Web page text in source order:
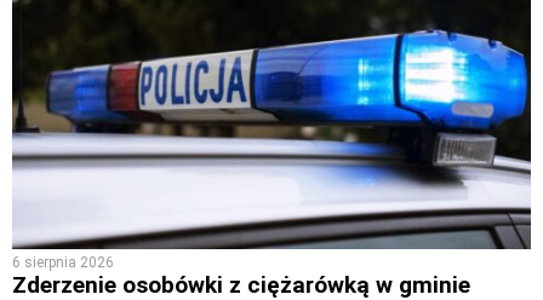
6 sierpnia 2026
Zderzenie osobówki z ciężarówką w gminie